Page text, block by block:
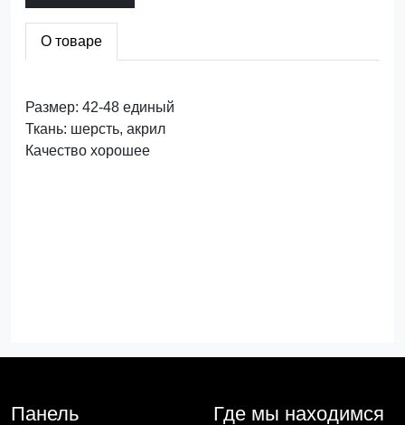
О товаре
Размер: 42-48 единый
Ткань: шерсть, акрил
Качество хорошее
Панель
Где мы находимся